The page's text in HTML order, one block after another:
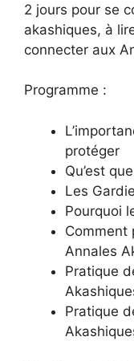
2 jours pour se
akashiques, à
connecter aux
Programme :
protéger
Qu’est
Les
Pourquoi
Comment
Annales
Pratique
Pratique